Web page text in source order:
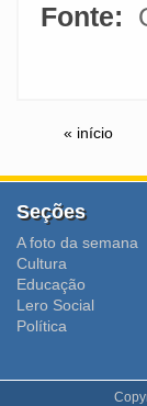
Fonte:
« início
Seções
A foto da semana
Cultura
Educação
Lero Social
Polí­tica